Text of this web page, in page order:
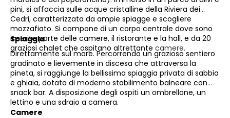
pini, si affaccia sulle acque cristalline della Riviera dei
Cedri, caratterizzata da ampie spiagge e scogliere
mozzafiato. Si compone di un corpo centrale dove sono
inserite parte delle camere, il ristorante e la hall, e da 20
graziosi chalet che ospitano altrettante camere.
Spiaggia
Direttamente sul mare. Percorrendo un grazioso sentiero
gradinato e lievemente in discesa che attraversa la
pineta, si raggiunge la bellissima spiaggia privata di sabbia
e ghiaia, dotata di moderno stabilimento balneare con
snack bar. A disposizione degli ospiti un ombrellone, un
lettino e una sdraio a camera.
Camere